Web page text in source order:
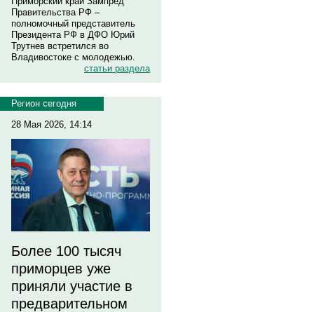
Правительства РФ –
полномочный представитель
Президента РФ в ДФО Юрий
Трутнев встретился во
Владивостоке с молодежью.
статьи раздела
Регион сегодня
28 Мая 2026, 14:14
Более 100 тысяч
приморцев уже
приняли участие в
предварительном